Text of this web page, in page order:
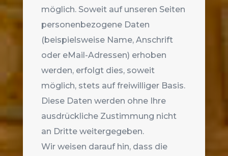
möglich. Soweit auf unseren Seiten
personenbezogene Daten
(beispielsweise Name, Anschrift
oder eMail-Adressen) erhoben
werden, erfolgt dies, soweit
möglich, stets auf freiwilliger Basis.
Diese Daten werden ohne Ihre
ausdrückliche Zustimmung nicht
an Dritte weitergegeben.
Wir weisen darauf hin, dass die